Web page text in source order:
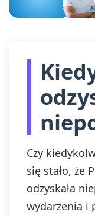
Czy
się stało, że
odzyskała
wydarzenia i